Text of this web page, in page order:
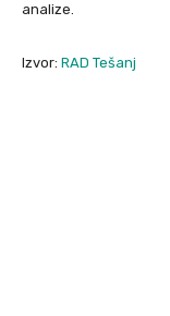
analize.
Izvor: RAD Tešanj